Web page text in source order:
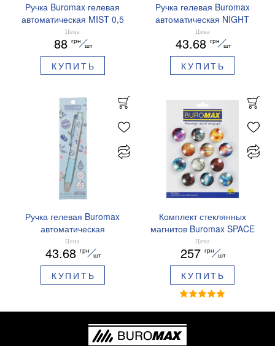
Ручка Buromax гелевая
автоматическая MIST 0,5
мм синие чернила
BM.83103
Цена
88 грн
шт
КУПИТЬ
Ручка гелевая Buromax
автоматическая NIGHT
SKY ZODIAC 0.5 мм
ароматизированный грипп
синие чернила BM.8379-
01
Цена
43.68 грн
шт
КУПИТЬ
Ручка гелевая Buromax
автоматическая
ARABESKI 0.5 мм
ароматизированный грипп
синие чернила в блистере
BM.8379-02
Цена
43.68 грн
шт
КУПИТЬ
Комплект стеклянных
магнитов Buromax SPACE
12 шт 30 мм BM.0048
Цена
257 грн
шт
КУПИТЬ